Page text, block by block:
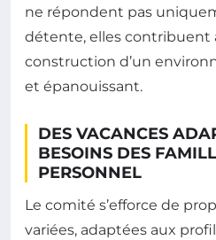
ne répondent pas
détente, elles contribuent
construction d’un
et épanouissant.
DES VACANCES
BESOINS DES
PERSONNEL
Le comité s’efforce de
variées, adaptées aux